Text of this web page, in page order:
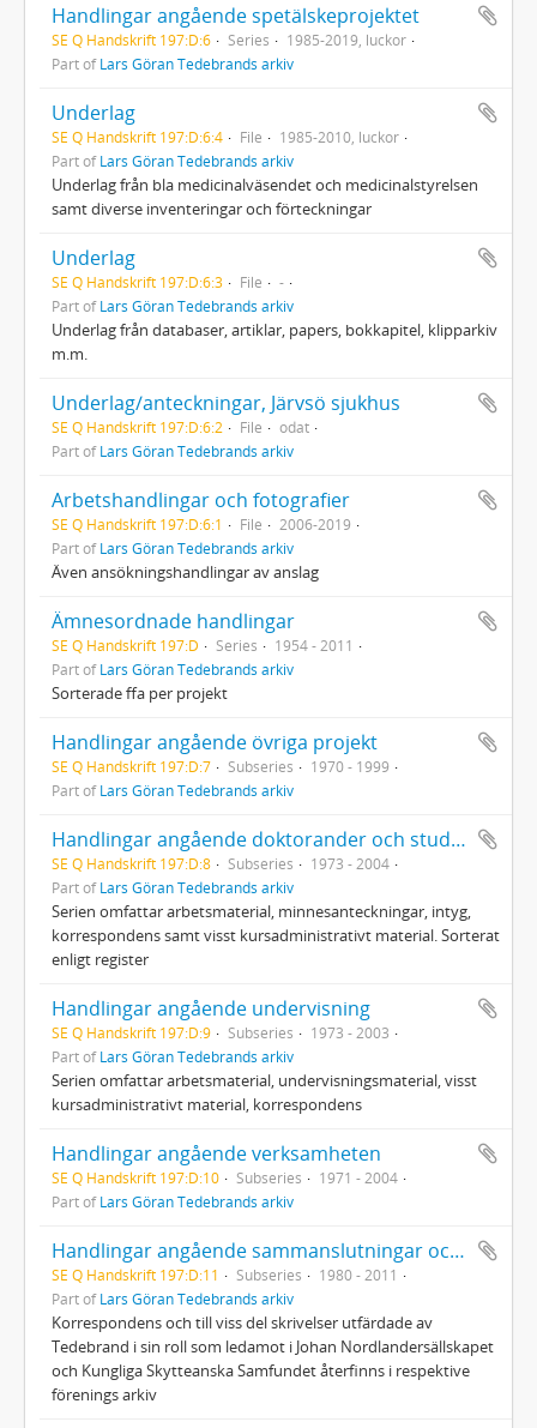
Handlingar angående spetälskeprojektet
SE Q Handskrift 197:D:6 Series
1985-2019, luckor
Part ofLars Göran Tedebrands arkiv
Underlag
SE Q Handskrift 197:D:6:4 File
1985-2010, luckor
Part ofLars Göran Tedebrands arkiv
Underlag från bla medicinalväsendet och medicinalstyrelsen
samt diverse inventeringar och förteckningar
Underlag
SE Q Handskrift 197:D:6:3 File
-
Part ofLars Göran Tedebrands arkiv
Underlag från databaser, artiklar, papers, bokkapitel, klipparkiv
m.m.
Underlag/anteckningar, Järvsö sjukhus
SE Q Handskrift 197:D:6:2 File
odat
Part ofLars Göran Tedebrands arkiv
Arbetshandlingar och fotografier
SE Q Handskrift 197:D:6:1 File
2006-2019
Part ofLars Göran Tedebrands arkiv
Även ansökningshandlingar av anslag
Ämnesordnade handlingar
SE Q Handskrift 197:D Series
1954 - 2011
Part ofLars Göran Tedebrands arkiv
Sorterade ffa per projekt
Handlingar angående övriga projekt
SE Q Handskrift 197:D:7 Subseries
1970 - 1999
Part ofLars Göran Tedebrands arkiv
Handlingar angående doktorander och studenter
SE Q Handskrift 197:D:8 Subseries
1973 - 2004
Part ofLars Göran Tedebrands arkiv
Serien omfattar arbetsmaterial, minnesanteckningar, intyg,
korrespondens samt visst kursadministrativt material. Sorterat
enligt register
Handlingar angående undervisning
SE Q Handskrift 197:D:9 Subseries
1973 - 2003
Part ofLars Göran Tedebrands arkiv
Serien omfattar arbetsmaterial, undervisningsmaterial, visst
kursadministrativt material, korrespondens
Handlingar angående verksamheten
SE Q Handskrift 197:D:10 Subseries
1971 - 2004
Part ofLars Göran Tedebrands arkiv
Handlingar angående sammanslutningar och nätverk
SE Q Handskrift 197:D:11 Subseries
1980 - 2011
Part ofLars Göran Tedebrands arkiv
Korrespondens och till viss del skrivelser utfärdade av
Tedebrand i sin roll som ledamot i Johan Nordlandersällskapet
och Kungliga Skytteanska Samfundet återfinns i respektive
förenings arkiv